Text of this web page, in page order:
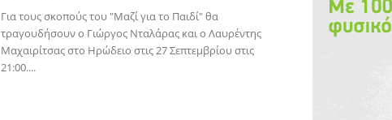
Για τους σκοπούς του "Μαζί για το Παιδί" θα
τραγουδήσουν o Γιώργος Νταλάρας και o Λαυρέντης
Μαχαιρίτσας στο Ηρώδειο στις 27 Σεπτεμβρίου στις
21:00....